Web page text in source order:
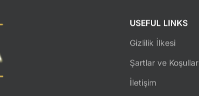
USEFUL LINKS
Gizlilik İlkesi
Şartlar ve Koşullar
İletişim